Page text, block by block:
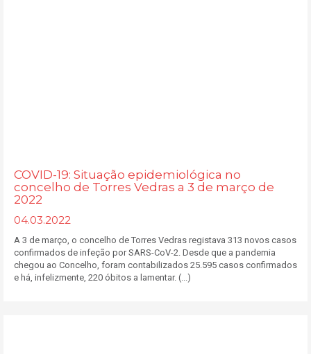
COVID-19: Situação epidemiológica no
concelho de Torres Vedras a 3 de março de
2022
04.03.2022
A 3 de março, o concelho de Torres Vedras registava 313 novos casos
confirmados de infeção por SARS-CoV-2. Desde que a pandemia
chegou ao Concelho, foram contabilizados 25.595 casos confirmados
e há, infelizmente, 220 óbitos a lamentar. (...)